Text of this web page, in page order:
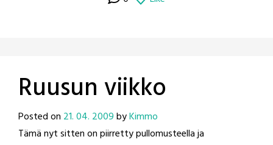
Ruusun viikko
Posted on 21. 04. 2009byKimmo
Tämä nyt sitten on piirretty pullomusteella ja